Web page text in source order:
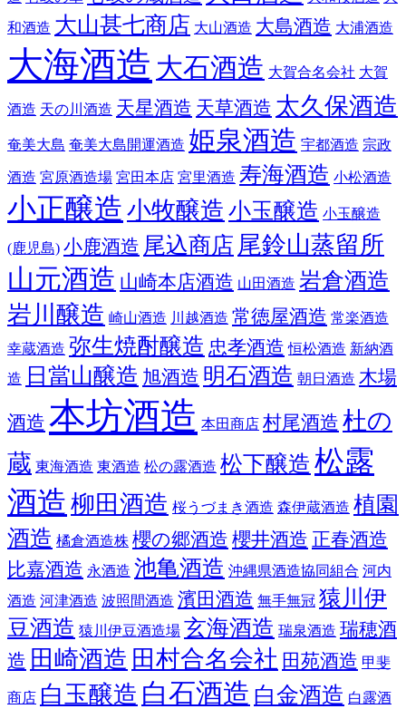
和酒造 大山甚七商店 大山酒造 大島酒造 大浦酒造
大海酒造 大石酒造 大賀合名会社 大賀
酒造 天の川酒造 天星酒造 天草酒造 太久保酒造
奄美大島 奄美大島開運酒造 姫泉酒造 宇都酒造 宗政
酒造 宮原酒造場 宮田本店 宮里酒造 寿海酒造 小松酒造
小正醸造 小牧醸造 小玉醸造 小玉醸造
(鹿児島) 小鹿酒造 尾込商店 尾鈴山蒸留所
山元酒造 山崎本店酒造 山田酒造 岩倉酒造
岩川醸造 崎山酒造 川越酒造 常徳屋酒造 常楽酒造
幸蔵酒造 弥生焼酎醸造 忠孝酒造 恒松酒造 新納酒
造 日當山醸造 旭酒造 明石酒造 朝日酒造 木場
酒造 本坊酒造 本田商店 村尾酒造 杜の
蔵 東海酒造 東酒造 松の露酒造 松下醸造 松露
酒造 柳田酒造 桜うづまき酒造 森伊蔵酒造 植園
酒造 橘倉酒造株 櫻の郷酒造 櫻井酒造 正春酒造
比嘉酒造 永酒造 池亀酒造 沖縄県酒造協同組合 河内
酒造 河津酒造 波照間酒造 濱田酒造 無手無冠 猿川伊
豆酒造 猿川伊豆酒造場 玄海酒造 瑞泉酒造 瑞穂酒
造 田崎酒造 田村合名会社 田苑酒造 甲斐
商店 白玉醸造 白石酒造 白金酒造 白露酒